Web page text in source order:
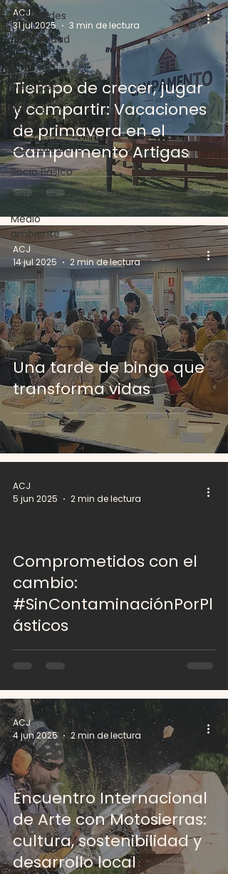
Novedades
Comunidad
Educación
Deportes
Jovenes y
Adultos
Campamento
Socio Básico
Bienestar
Medio
ambiente
Tiempo de crecer, jugar
y compartir: Vacaciones
de primavera en el
Campamento Artigas
ACJ
31 jul 2025
3 min de lectura
Una tarde de bingo que
transforma vidas
ACJ
14 jul 2025
2 min de lectura
Comprometidos con el
cambio:
#SinContaminaciónPorPl
ásticos
ACJ
5 jun 2025
2 min de lectura
Encuentro Internacional
de Arte con Motosierras:
cultura, sostenibilidad y
desarrollo local
ACJ
4 jun 2025
2 min de lectura